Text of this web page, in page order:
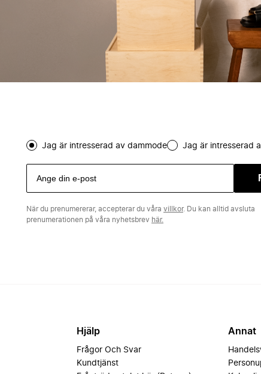
Jag är intresserad av dammode Jag är intresserad
När du prenumererar, accepterar du våra villkor. Du kan alltid avsluta
prenumerationen på våra nyhetsbrev här.
Hjälp
Frågor Och Svar
Kundtjänst
Annat